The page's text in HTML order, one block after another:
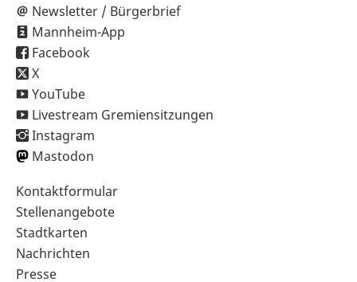
Newsletter / Bürgerbrief
Mannheim-App
Facebook
X
YouTube
Livestream Gremiensitzungen
Instagram
Mastodon
Sekundärnavigation
im
Fußbereich
Kontaktformular
Stellenangebote
Stadtkarten
Nachrichten
Presse